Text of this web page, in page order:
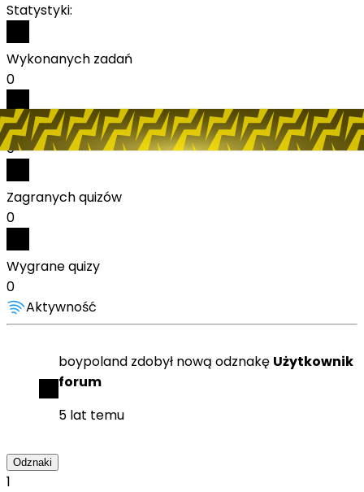
Statystyki:
Wykonanych zadań
0
Odebranych nagród
0
Zagranych quizów
0
Wygrane quizy
0
Aktywność
boypoland zdobył nową odznakę Użytkownik
forum
5 lat temu
Odznaki
1